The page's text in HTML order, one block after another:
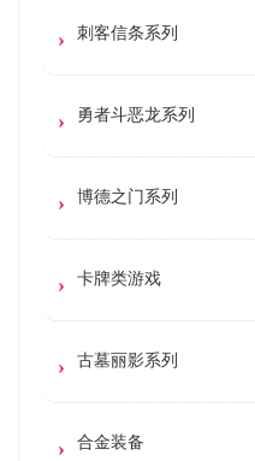
刺客信条系列
勇者斗恶龙系列
博德之门系列
卡牌类游戏
古墓丽影系列
合金装备